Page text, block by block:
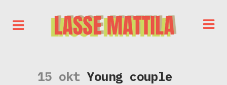
15 okt Young couple